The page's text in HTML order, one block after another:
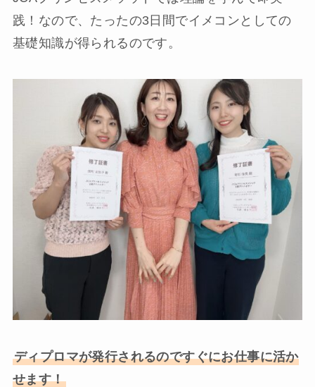
践！なので、たったの3日間でイメコンとしての
基礎知識が得られるのです。
ディプロマが発行されるのですぐにお仕事に活か
せます！